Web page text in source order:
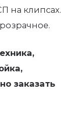
на клипсах.
заказать